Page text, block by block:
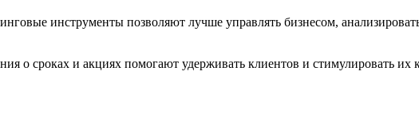
инструменты позволяют лучше управлять бизнесом,
о сроках и акциях помогают удерживать клиентов и стимулировать